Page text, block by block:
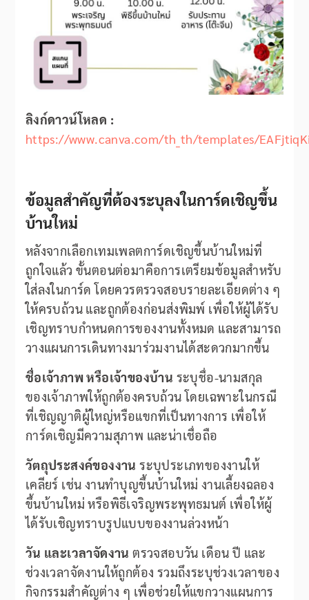
ลิงก์ดาวน์โหลด :
https://www.canva.com/th_th/templates/
ข้อมูลสำคัญที่ต้องระบุลงในการ์ดเชิญขึ้น
บ้านใหม่
หลังจากเลือกเทมเพลตการ์ดเชิญขึ้นบ้านใหม่ที่
ถูกใจแล้ว ขั้นตอนต่อมาคือการเตรียมข้อมูลสำหรับ
ใส่ลงในการ์ด โดยควรตรวจสอบรายละเอียดต่าง ๆ
ให้ครบถ้วน และถูกต้องก่อนส่งพิมพ์ เพื่อให้ผู้ได้รับ
เชิญทราบกำหนดการของงานทั้งหมด และสามารถ
วางแผนการเดินทางมาร่วมงานได้สะดวกมากขึ้น
ชื่อเจ้าภาพ หรือเจ้าของบ้าน ระบุชื่อ-นามสกุล
ของเจ้าภาพให้ถูกต้องครบถ้วน โดยเฉพาะในกรณี
ที่เชิญญาติผู้ใหญ่หรือแขกที่เป็นทางการ เพื่อให้
การ์ดเชิญมีความสุภาพ และน่าเชื่อถือ
วัตถุประสงค์ของงาน ระบุประเภทของงานให้
เคลียร์ เช่น งานทำบุญขึ้นบ้านใหม่ งานเลี้ยงฉลอง
ขึ้นบ้านใหม่ หรือพิธีเจริญพระพุทธมนต์ เพื่อให้ผู้
ได้รับเชิญทราบรูปแบบของงานล่วงหน้า
วัน และเวลาจัดงาน ตรวจสอบวัน เดือน ปี และ
ช่วงเวลาจัดงานให้ถูกต้อง รวมถึงระบุช่วงเวลาของ
กิจกรรมสำคัญต่าง ๆ เพื่อช่วยให้แขกวางแผนการ